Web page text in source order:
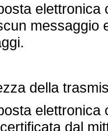
elettronica
messaggio
della
elettronica
dal